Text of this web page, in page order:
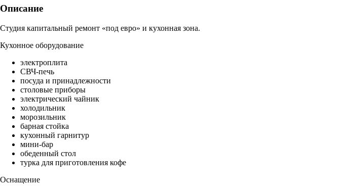
Описание
Студия капитальный ремонт «под евро» и кухонная зона.
Кухонное оборудование
электроплита
СВЧ-печь
посуда и принадлежности
столовые приборы
электрический чайник
холодильник
морозильник
барная стойка
кухонный гарнитур
мини-бар
обеденный стол
турка для приготовления кофе
Оснащение